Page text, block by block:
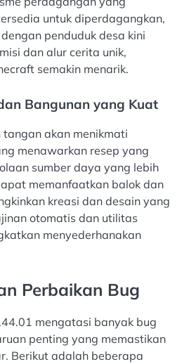
untuk diperdagangkan,
penduduk desa kini
dan alur cerita unik,
semakin menarik.
Bangunan yang Kuat
akan menikmati
menawarkan resep yang
sumber daya yang lebih
memanfaatkan balok dan
kreasi dan desain yang
otomatis dan utilitas
menyederhanakan
Perbaikan Bug
mengatasi banyak bug
penting yang memastikan
Berikut adalah beberapa